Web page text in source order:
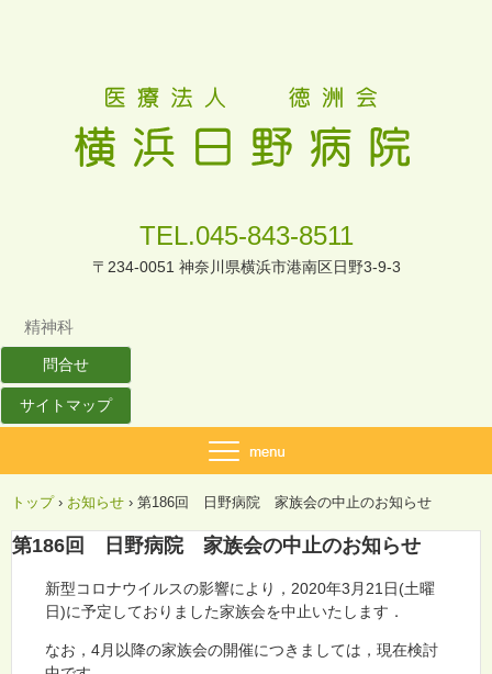
TEL.045-843-8511
〒234-0051 神奈川県横浜市港南区日野3-9-3
精神科
問合せ
サイトマップ
トップ › お知らせ › 第186回 日野病院 家族会の中止のお知らせ
第186回 日野病院 家族会の中止のお知らせ
新型コロナウイルスの影響により，2020年3月21日(土曜
日)に予定しておりました家族会を中止いたします．
なお，4月以降の家族会の開催につきましては，現在検討